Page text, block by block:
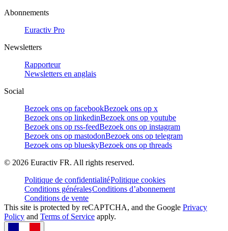
Abonnements
Euractiv Pro
Newsletters
Rapporteur
Newsletters en anglais
Social
Bezoek ons op facebookBezoek ons op x
Bezoek ons op linkedinBezoek ons op youtube
Bezoek ons op rss-feedBezoek ons op instagram
Bezoek ons op mastodonBezoek ons op telegram
Bezoek ons op blueskyBezoek ons op threads
© 2026 Euractiv FR. All rights reserved.
Politique de confidentialitéPolitique cookies
Conditions généralesConditions d’abonnement
Conditions de vente
This site is protected by reCAPTCHA, and the Google Privacy
Policy and Terms of Service apply.